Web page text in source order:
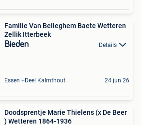
Familie Van Belleghem Baete Wetteren
Zellik Itterbeek
Bieden Details
Essen +Deel Kalmthout 24 jun 26
Doodsprentje Marie Thielens (x De Beer
) Wetteren 1864-1936